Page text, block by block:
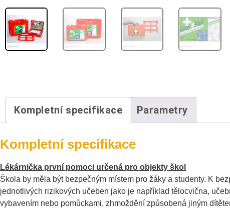
Kompletní specifikace Parametry
Kompletní specifikace
Lékárnička první pomoci určená pro objekty škol
Škola by měla být bezpečným místem pro žáky a studenty. K
jednotlivých rizikových učeben jako je například tělocvična,
vybavením nebo pomůckami, zhmoždění způsobená jiným